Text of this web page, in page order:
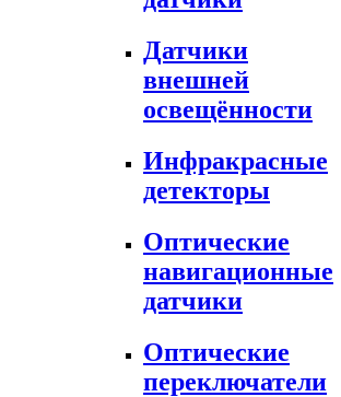
Датчики
внешней
освещённости
Инфракрасные
детекторы
Оптические
навигационные
датчики
Оптические
переключатели